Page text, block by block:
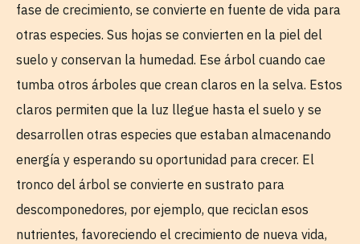
fase de crecimiento, se convierte en fuente de vida para
otras especies. Sus hojas se convierten en la piel del
suelo y conservan la humedad. Ese árbol cuando cae
tumba otros árboles que crean claros en la selva. Estos
claros permiten que la luz llegue hasta el suelo y se
desarrollen otras especies que estaban almacenando
energía y esperando su oportunidad para crecer. El
tronco del árbol se convierte en sustrato para
descomponedores, por ejemplo, que reciclan esos
nutrientes, favoreciendo el crecimiento de nueva vida,